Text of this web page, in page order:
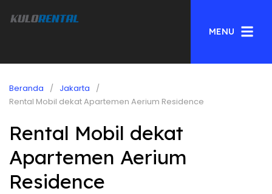
MENU
Beranda
Jakarta
Rental Mobil dekat Apartemen Aerium Residence
Rental Mobil dekat
Apartemen Aerium
Residence